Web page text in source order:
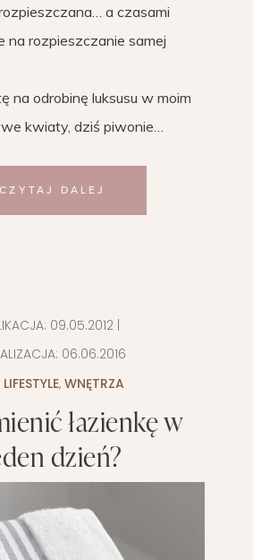
a czasami
na rozpieszczanie samej
na odrobinę luksusu w moim
kwiaty, dziś piwonie…
CZYTAJ DALEJ
09.05.2012|
06.06.2016
LIFESTYLE, WNĘTRZA
łazienkę w
dzień?